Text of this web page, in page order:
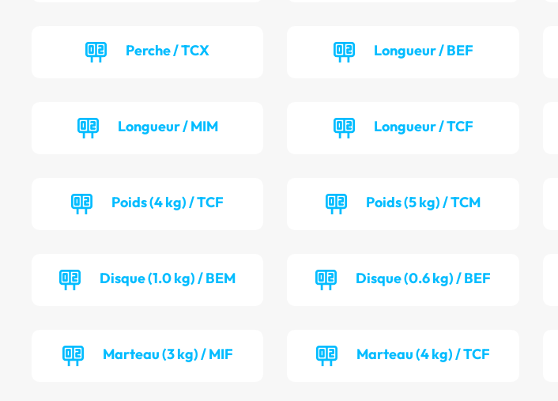
Perche / TCX Longueur / BEF
Longueur / MIM Longueur / TCF
Poids (4 kg) / TCF Poids (5 kg) / TCM
Disque (1.0 kg) / BEM Disque (0.6 kg) / BEF
Marteau (3 kg) / MIF Marteau (4 kg) / TCF